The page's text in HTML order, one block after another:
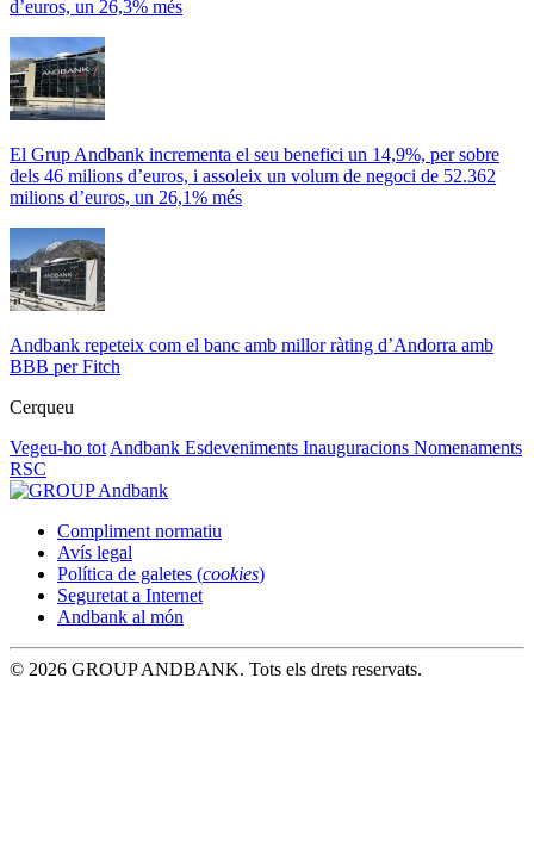
d’euros, un 26,3% més
El Grup Andbank incrementa el seu benefici un 14,9%, per sobre
dels 46 milions d’euros, i assoleix un volum de negoci de 52.362
milions d’euros, un 26,1% més
Andbank repeteix com el banc amb millor ràting d’Andorra amb
BBB per Fitch
Cerqueu
Vegeu-ho tot Andbank Esdeveniments Inauguracions Nomenaments
RSC
Compliment normatiu
Avís legal
Política de galetes (cookies)
Seguretat a Internet
Andbank al món
© 2026 GROUP ANDBANK. Tots els drets reservats.